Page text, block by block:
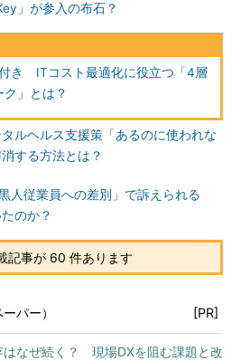
」が参入の布石？
き ITコスト最適化に役立つ「4層
」とは？
ルヘルス支援策「あるのに使われな
する方法とは？
人従業員への差別」で訴えられる
のか？
記事が 60 件あります
パー） [PR]
はなぜ続く？ 現場DXを阻む課題と改